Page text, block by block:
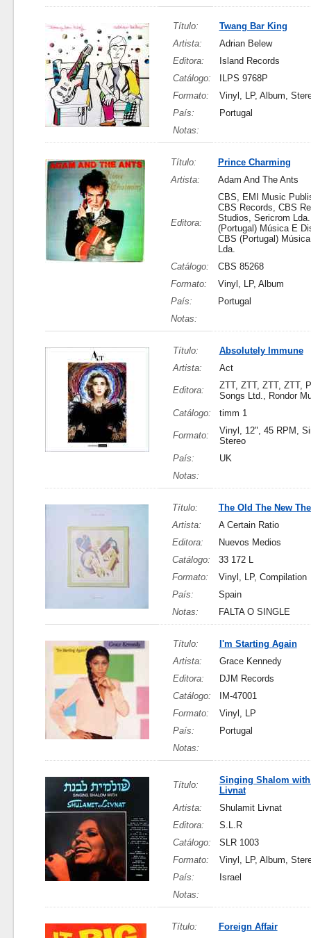
Título:
Twang Bar King
Artista:
Adrian Belew
Editora:
Island Records
Catálogo:
ILPS 9768P
Formato:
Vinyl, LP, Album,
País:
Portugal
Notas:
Título:
Prince Charming
Artista:
Adam And The Ants
Editora:
CBS, EMI Music
CBS Records, CBS
Studios, Sericrom
(Portugal) Música E
CBS (Portugal)
Lda.
Catálogo:
CBS 85268
Formato:
Vinyl, LP, Album
País:
Portugal
Notas:
Título:
Absolutely Immune
Artista:
Act
Editora:
ZTT, ZTT, ZTT, ZTT,
Songs Ltd., Rondor
Catálogo:
timm 1
Formato:
Vinyl, 12", 45 RPM,
Stereo
País:
UK
Notas:
Título:
The Old The New
Artista:
A Certain Ratio
Editora:
Nuevos Medios
Catálogo:
33 172 L
Formato:
Vinyl, LP, Compilation
País:
Spain
Notas:
FALTA O SINGLE
Título:
I'm Starting Again
Artista:
Grace Kennedy
Editora:
DJM Records
Catálogo:
IM-47001
Formato:
Vinyl, LP
País:
Portugal
Notas:
Título:
Singing Shalom
Livnat
Artista:
Shulamit Livnat
Editora:
S.L.R
Catálogo:
SLR 1003
Formato:
Vinyl, LP, Album,
País:
Israel
Notas:
Título:
Foreign Affair